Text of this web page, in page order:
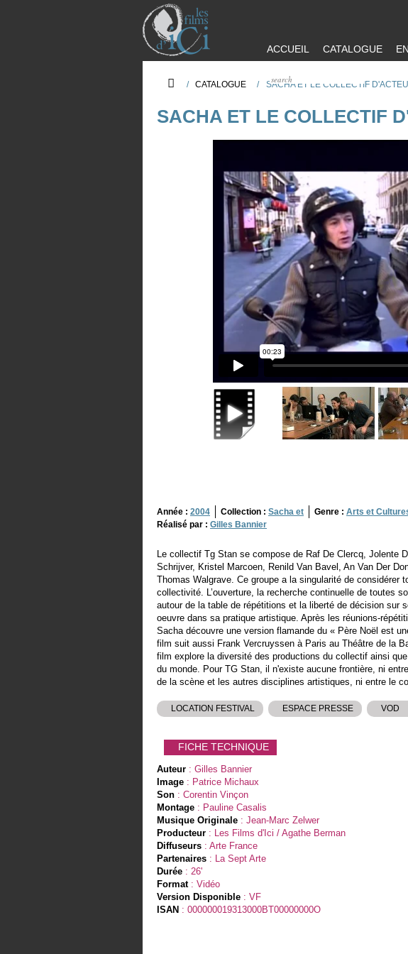
ACCUEIL CATALOGUE
/ CATALOGUE / SACHA ET LE COLLECTIF
SACHA ET LE COLLECTIF
Année : 2004 Collection : Sacha et Genre : Arts et
Réalisé par : Gilles Bannier
Le collectif Tg Stan se compose de Raf De Clercq, Jolente
Schrijver, Kristel Marcoen, Renild Van Bavel, An Van Der
Thomas Walgrave. Ce groupe a la singularité de considérer
collectivité. L’ouverture, la recherche continuelle de toutes
autour de la table de répétitions et la liberté de décision sur
oeuvre dans sa pratique artistique. Après les réunions-
Sacha découvre une version flamande du « Père Noël est
film suit aussi Frank Vercruyssen à Paris au Théâtre de la
film explore la diversité des productions du collectif ainsi
du monde. Pour TG Stan, il n'existe aucune frontière, ni
de la scène et les autres disciplines artistiques, ni entre le
LOCATION FESTIVAL ESPACE PRESSE VOD
FICHE TECHNIQUE
Auteur : Gilles Bannier
Image : Patrice Michaux
Son : Corentin Vinçon
Montage : Pauline Casalis
Musique Originale : Jean-Marc Zelwer
Producteur : Les Films d'Ici / Agathe Berman
Diffuseurs : Arte France
Partenaires : La Sept Arte
Durée : 26'
Format: Vidéo
Version Disponible : VF
ISAN : 000000019313000BT00000000O